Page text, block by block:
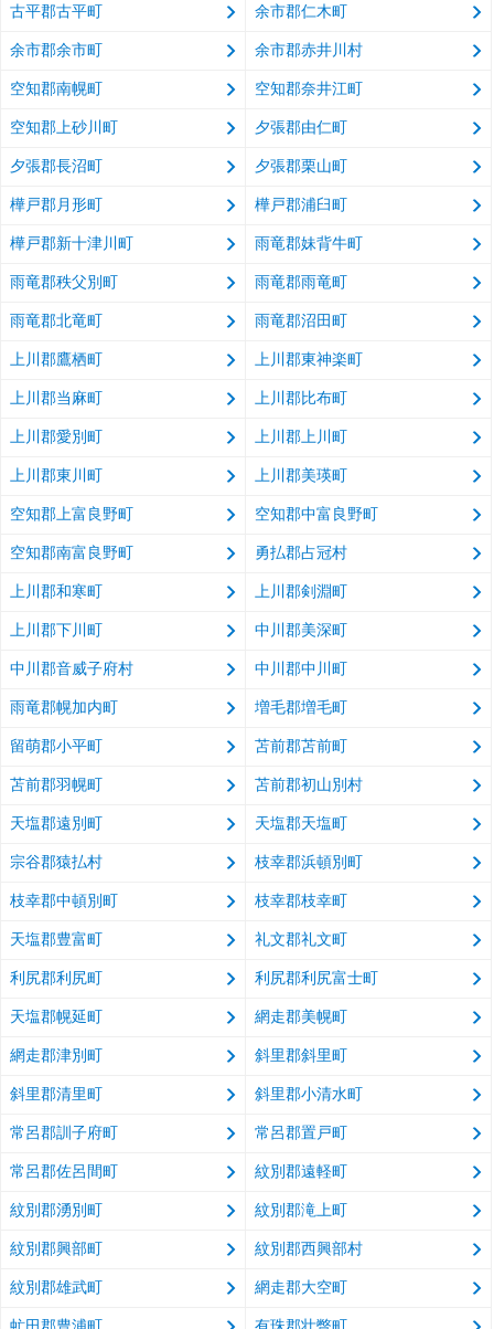
古平郡古平町 余市郡仁木町
余市郡余市町 余市郡赤井川村
空知郡南幌町 空知郡奈井江町
空知郡上砂川町 夕張郡由仁町
夕張郡長沼町 夕張郡栗山町
樺戸郡月形町 樺戸郡浦臼町
樺戸郡新十津川町 雨竜郡妹背牛町
雨竜郡秩父別町 雨竜郡雨竜町
雨竜郡北竜町 雨竜郡沼田町
上川郡鷹栖町 上川郡東神楽町
上川郡当麻町 上川郡比布町
上川郡愛別町 上川郡上川町
上川郡東川町 上川郡美瑛町
空知郡上富良野町 空知郡中富良野町
空知郡南富良野町 勇払郡占冠村
上川郡和寒町 上川郡剣淵町
上川郡下川町 中川郡美深町
中川郡音威子府村 中川郡中川町
雨竜郡幌加内町 増毛郡増毛町
留萌郡小平町 苫前郡苫前町
苫前郡羽幌町 苫前郡初山別村
天塩郡遠別町 天塩郡天塩町
宗谷郡猿払村 枝幸郡浜頓別町
枝幸郡中頓別町 枝幸郡枝幸町
天塩郡豊富町 礼文郡礼文町
利尻郡利尻町 利尻郡利尻富士町
天塩郡幌延町 網走郡美幌町
網走郡津別町 斜里郡斜里町
斜里郡清里町 斜里郡小清水町
常呂郡訓子府町 常呂郡置戸町
常呂郡佐呂間町 紋別郡遠軽町
紋別郡湧別町 紋別郡滝上町
紋別郡興部町 紋別郡西興部村
紋別郡雄武町 網走郡大空町
虻田郡豊浦町 有珠郡壮瞥町